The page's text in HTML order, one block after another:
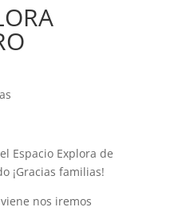
Espacio Explora de
¡Gracias familias!
nos iremos